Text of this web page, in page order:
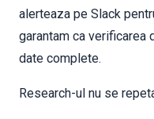
alerteaza pe Slack
garantam ca verificarea
date complete.
Research-ul nu se